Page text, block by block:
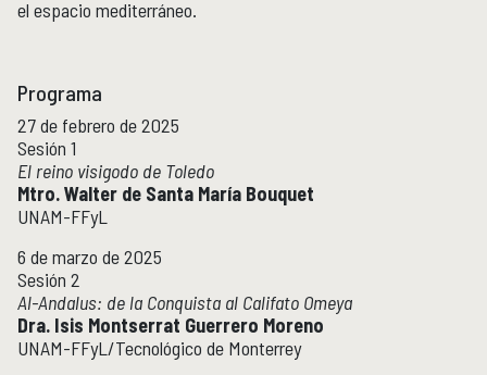
Actividades académicas
Género y Ética
GÉNERO Y ÉTICA
el espacio mediterráneo.
Programa
27 de febrero de 2025
Sesión 1
El reino visigodo de Toledo
Mtro. Walter de Santa María Bouquet
UNAM-FFyL
6 de marzo de 2025
Sesión 2
Al-Andalus: de la Conquista al Califato Omeya
Dra. Isis Montserrat Guerrero Moreno
UNAM-FFyL/Tecnológico de Monterrey